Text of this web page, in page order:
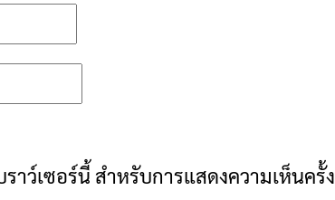
ว์เซอร์นี้ สำหรับการแสดงความเห็นครั้ง